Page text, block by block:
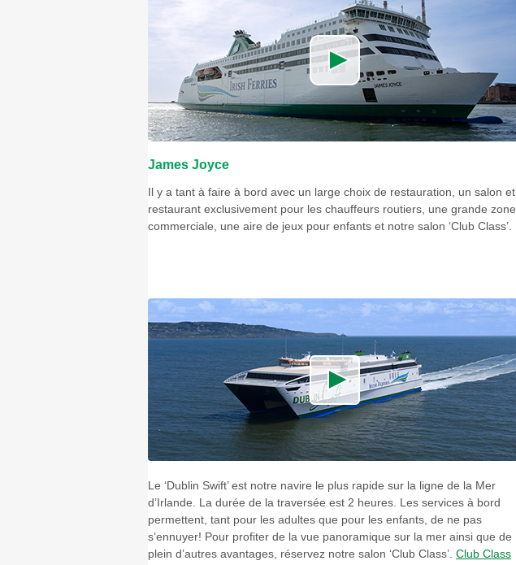
James Joyce
Il y a tant à faire à bord avec un large choix de restauration, un salon et
restaurant exclusivement pour les chauffeurs routiers, une grande zone
commerciale, une aire de jeux pour enfants et notre salon ‘Club Class’.
Le ‘Dublin Swift’ est notre navire le plus rapide sur la ligne de la Mer
d’Irlande. La durée de la traversée est 2 heures. Les services à bord
permettent, tant pour les adultes que pour les enfants, de ne pas
s’ennuyer! Pour profiter de la vue panoramique sur la mer ainsi que de
plein d’autres avantages, réservez notre salon ‘Club Class’. Club Class